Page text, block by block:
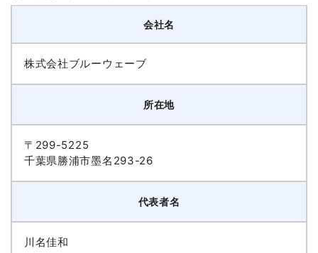
会社名
株式会社ブルーウェーブ
所在地
〒299-5225
千葉県勝浦市墨名293-26
代表者名
川名佳和